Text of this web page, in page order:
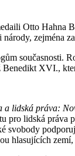
Otto Hahna
XVI.,
lidská práva:
pro lidská
svobody
hlasujících